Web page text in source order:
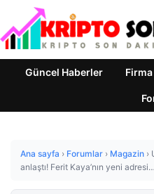
Güncel Haberler
Ana sayfa › Forumlar › Magazin ›
anlaştı! Ferit Kaya’nın yeni adresi…